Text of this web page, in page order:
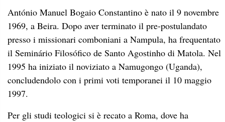
António Manuel Bogaio Constantino è nato il 9 novembre
1969, a Beira. Dopo aver terminato il pre-postulandato
presso i missionari comboniani a Nampula, ha frequentato
il Seminário Filosófico de Santo Agostinho di Matola. Nel
1995 ha iniziato il noviziato a Namugongo (Uganda),
concludendolo con i primi voti temporanei il 10 maggio
1997.
Per gli studi teologici si è recato a Roma, dove ha